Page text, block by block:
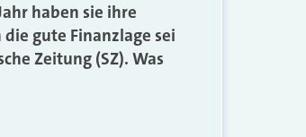
haben sie ihre
gute Finanzlage sei
Zeitung (SZ). Was